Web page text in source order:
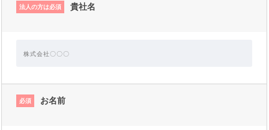
法人の方は必須 貴社名
必須 お名前